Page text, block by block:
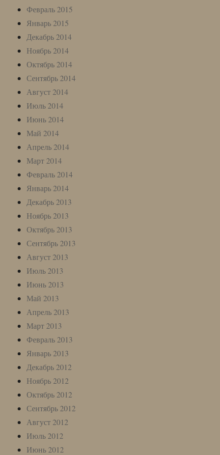
Февраль 2015
Январь 2015
Декабрь 2014
Ноябрь 2014
Октябрь 2014
Сентябрь 2014
Август 2014
Июль 2014
Июнь 2014
Май 2014
Апрель 2014
Март 2014
Февраль 2014
Январь 2014
Декабрь 2013
Ноябрь 2013
Октябрь 2013
Сентябрь 2013
Август 2013
Июль 2013
Июнь 2013
Май 2013
Апрель 2013
Март 2013
Февраль 2013
Январь 2013
Декабрь 2012
Ноябрь 2012
Октябрь 2012
Сентябрь 2012
Август 2012
Июль 2012
Июнь 2012